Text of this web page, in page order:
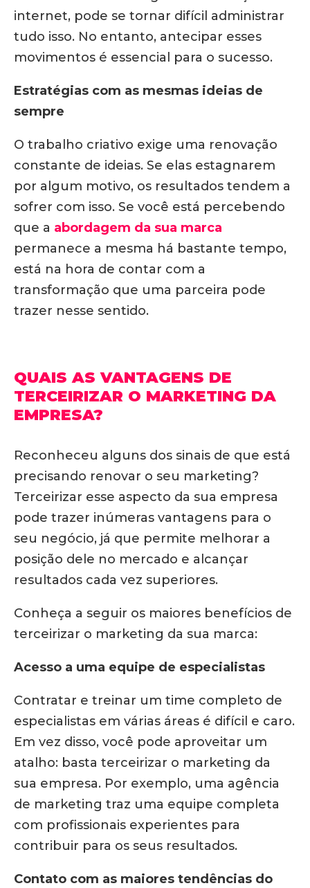
internet, pode se tornar difícil administrar
tudo isso. No entanto, antecipar esses
movimentos é essencial para o sucesso.
Estratégias com as mesmas ideias de
sempre
O trabalho criativo exige uma renovação
constante de ideias. Se elas estagnarem
por algum motivo, os resultados tendem a
sofrer com isso. Se você está percebendo
que a abordagem da sua marca
permanece a mesma há bastante tempo,
está na hora de contar com a
transformação que uma parceira pode
trazer nesse sentido.
QUAIS AS VANTAGENS DE
TERCEIRIZAR O MARKETING DA
EMPRESA?
Reconheceu alguns dos sinais de que está
precisando renovar o seu marketing?
Terceirizar esse aspecto da sua empresa
pode trazer inúmeras vantagens para o
seu negócio, já que permite melhorar a
posição dele no mercado e alcançar
resultados cada vez superiores.
Conheça a seguir os maiores benefícios de
terceirizar o marketing da sua marca:
Acesso a uma equipe de especialistas
Contratar e treinar um time completo de
especialistas em várias áreas é difícil e caro.
Em vez disso, você pode aproveitar um
atalho: basta terceirizar o marketing da
sua empresa. Por exemplo, uma agência
de marketing traz uma equipe completa
com profissionais experientes para
contribuir para os seus resultados.
Contato com as maiores tendências do